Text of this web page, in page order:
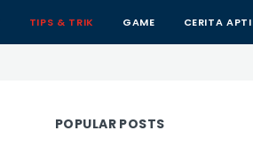
TIPS & TRIK GAME CERITA
POPULAR POSTS